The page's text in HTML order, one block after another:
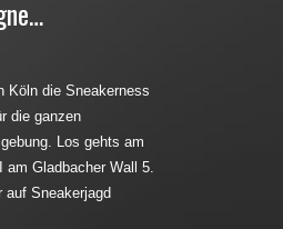
Köln die Sneakerness
die ganzen
Los gehts am
am Gladbacher Wall 5.
auf Sneakerjagd